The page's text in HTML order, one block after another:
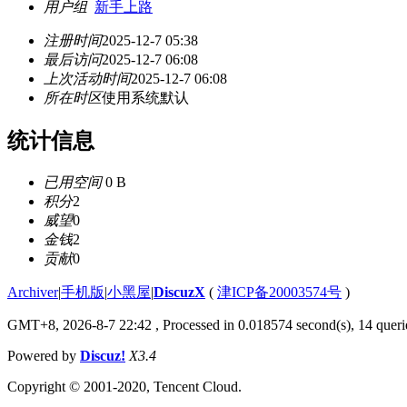
用户组 新手上路
注册时间2025-12-7 05:38
最后访问2025-12-7 06:08
上次活动时间2025-12-7 06:08
所在时区使用系统默认
统计信息
已用空间0 B
积分2
威望0
金钱2
贡献0
Archiver|手机版|小黑屋|DiscuzX ( 津ICP备20003574号 )
GMT+8, 2026-8-7 22:42 , Processed in 0.018574 second(s), 14
Powered by Discuz! X3.4
Copyright © 2001-2020, Tencent Cloud.